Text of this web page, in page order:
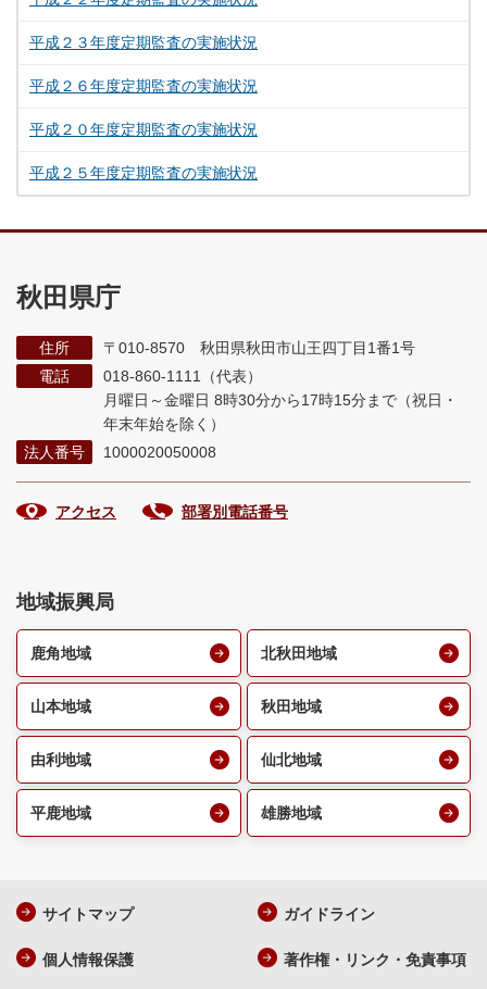
平成２３年度定期監査の実施状況
平成２６年度定期監査の実施状況
平成２０年度定期監査の実施状況
平成２５年度定期監査の実施状況
秋田県庁
住所
〒010-8570 秋田県秋田市山王四丁目1番1号
電話
018-860-1111（代表）
月曜日～金曜日 8時30分から17時15分まで （祝日・
年末年始を除く）
法人番号
1000020050008
アクセス 部署別電話番号
地域振興局
鹿角地域 北秋田地域
山本地域 秋田地域
由利地域 仙北地域
平鹿地域 雄勝地域
サイトマップ ガイドライン
個人情報保護 著作権・リンク・免責事項